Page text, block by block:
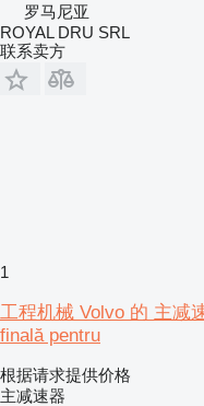
罗马尼亚
ROYAL DRU SRL
联系卖方
1
工程机械 Volvo 的 主减
finală pentru
根据请求提供价格
主减速器